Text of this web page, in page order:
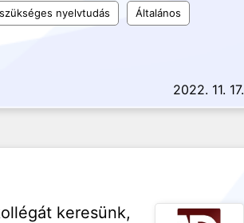
nyelvtudás Általános
2022. 11. 17.
keresünk,